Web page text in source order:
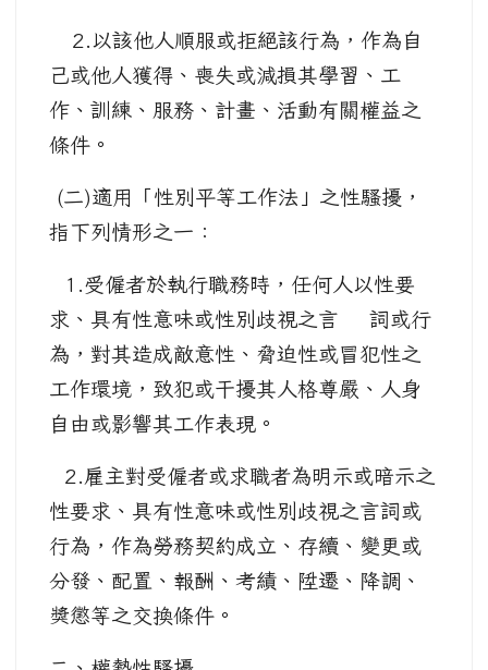
2.以該他人順服或拒絕該行為，作為自
己或他人獲得、喪失或減損其學習、工
作、訓練、服務、計畫、活動有關權益之
條件。
(二)適用「性別平等工作法」之性騷擾，
指下列情形之一：
1.受僱者於執行職務時，任何人以性要
求、具有性意味或性別歧視之言 詞或行
為，對其造成敵意性、脅迫性或冒犯性之
工作環境，致犯或干擾其人格尊嚴、人身
自由或影響其工作表現。
2.雇主對受僱者或求職者為明示或暗示之
性要求、具有性意味或性別歧視之言詞或
行為，作為勞務契約成立、存續、變更或
分發、配置、報酬、考績、陞遷、降調、
獎懲等之交換條件。